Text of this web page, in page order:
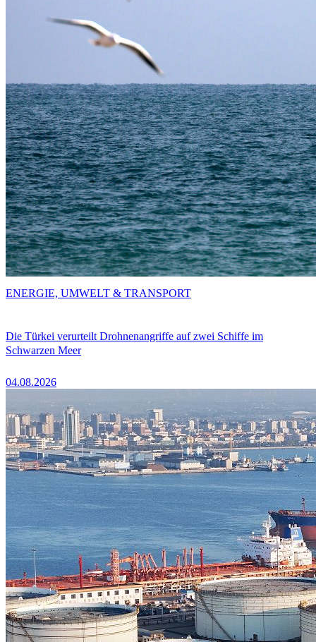
Die Türkei verurteilt Drohnenangriffe auf zwei Schiffe im
Schwarzen Meer
04.08.2026
ENERGIE, UMWELT & TRANSPORT